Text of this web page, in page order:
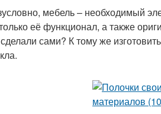
мебель – необходимый
её функционал, а также
сами? К тому же